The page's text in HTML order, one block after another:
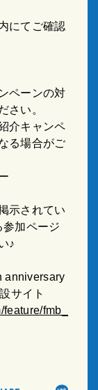
にてご確認
ペーンの対
さい。
介キャンペ
る場合がご
示されてい
加ページ
♪
anniversary
サイト
fmb_